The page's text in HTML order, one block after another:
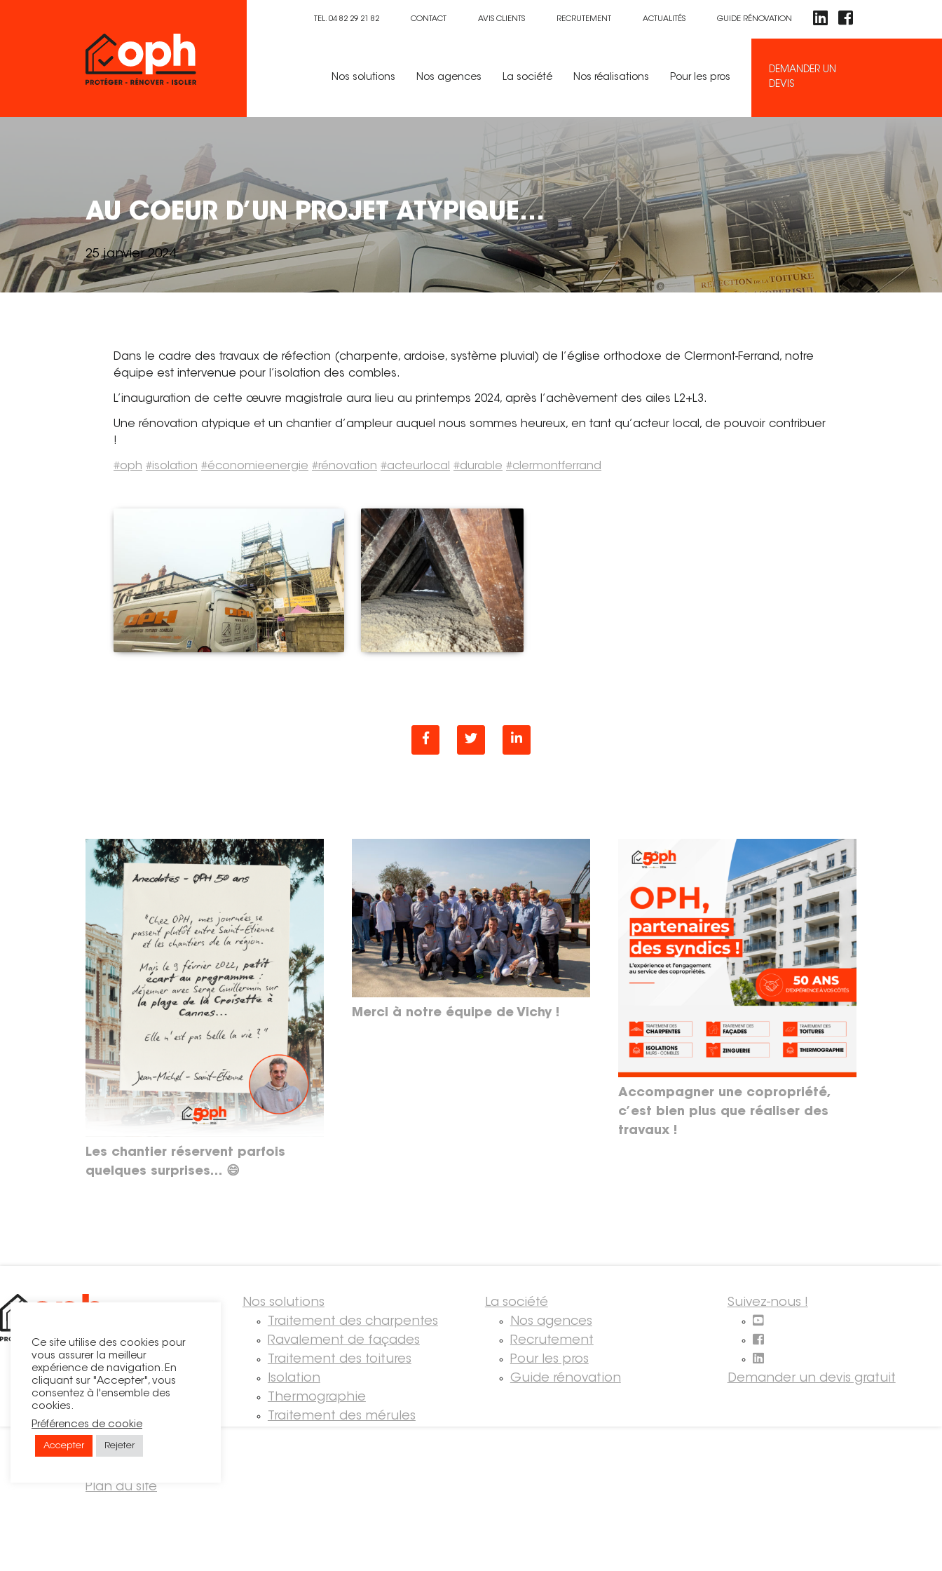
TEL. 04 82 29 21 82 CONTACT AVIS CLIENTS RECRUTEMENT ACTUALITÉS GUIDE RÉNOVATION
Nos solutions Nos agences La société Nos réalisations Pour les pros
DEMANDER UN
DEVIS
AU COEUR D’UN PROJET ATYPIQUE…
25 janvier 2024
Dans le cadre des travaux de réfection (charpente, ardoise, système pluvial) de l’église orthodoxe de Clermont-Ferrand, notre
équipe est intervenue pour l’isolation des combles.
L’inauguration de cette œuvre magistrale aura lieu au printemps 2024, après l’achèvement des ailes L2+L3.
Une rénovation atypique et un chantier d’ampleur auquel nous sommes heureux, en tant qu’acteur local, de pouvoir contribuer
!
#oph #isolation #économieenergie #rénovation #acteurlocal #durable #clermontferrand
Les chantier réservent parfois
quelques surprises… 😄
Merci à notre équipe de Vichy !
Accompagner une copropriété,
c’est bien plus que réaliser des
travaux !
Nos solutions
Traitement des charpentes
Ravalement de façades
Traitement des toitures
Isolation
Thermographie
Traitement des mérules
La société
Nos agences
Recrutement
Pour les pros
Guide rénovation
Suivez-nous !
Demander un devis gratuit
© OPH
Plan du site
Ce site utilise des cookies pour
vous assurer la meilleur
expérience de navigation. En
cliquant sur "Accepter", vous
consentez à l'ensemble des
cookies.
Préférences de cookie
Accepter Rejeter